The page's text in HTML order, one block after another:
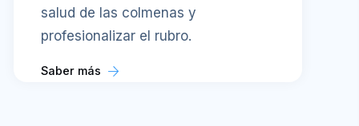
salud de las colmenas y
profesionalizar el rubro.
Saber más